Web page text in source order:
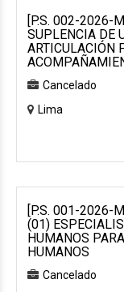
[P.S. 002-2026-
SUPLENCIA DE
ARTICULACIÓN
Cancelado
Lima
[P.S. 001-2026-
(01)
HUMANOS
HUMANOS
Cancelado